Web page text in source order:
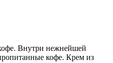
Внутри нежнейшей
кофе. Крем из